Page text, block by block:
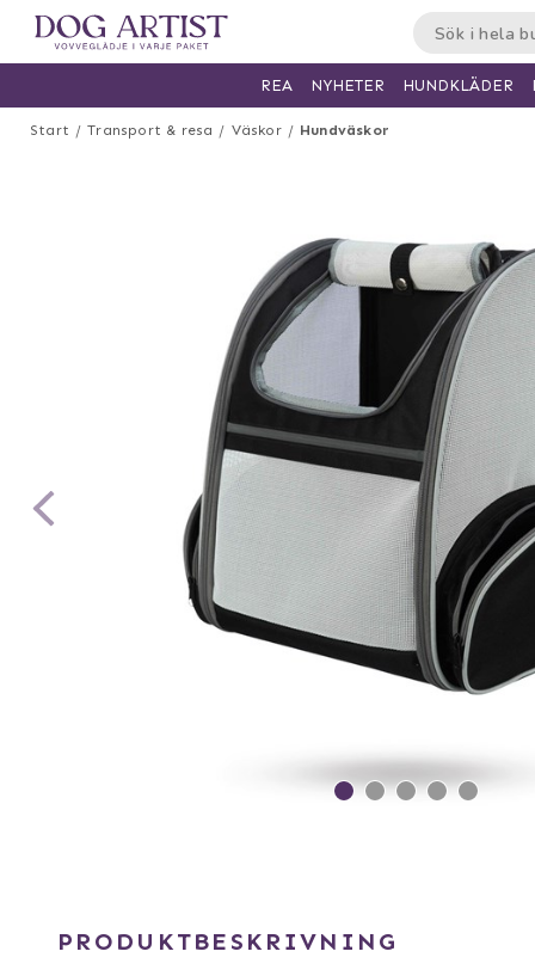
Start Transport & resa Väskor Hundväskor
PRODUKTBESKRIVNING
REA NYHETER HUNDKLÄDER